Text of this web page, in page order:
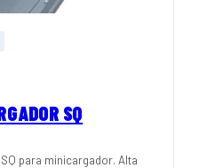
SQ
para minicargador. Alta